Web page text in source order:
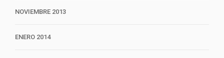
NOVIEMBRE 2013
ENERO 2014